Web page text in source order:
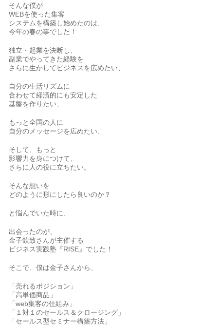
そんな僕が
WEBを使った集客
システムを構築し始めたのは、
今年の春の事でした！
独立・起業を決断し、
副業でやってきた経験を
さらに生かしてビジネスを広めたい、
自分の生活リズムに
合わせて経済的にも安定した
基盤を作りたい、
もっと全国の人に
自分のメッセージを広めたい、
そして、もっと
影響力を身につけて、
さらに人の役に立ちたい。
そんな想いを
どのように形にしたら良いのか？
と悩んでいた時に、
出会ったのが、
金子欽致さんが主催する
ビジネス実践塾『RISE』でした！
そこで、僕は金子さんから、
「売れるポジション」
「高単価商品」
「web集客の仕組み」
「１対１のセールス＆クロージング」
「セールス型セミナー構築方法」